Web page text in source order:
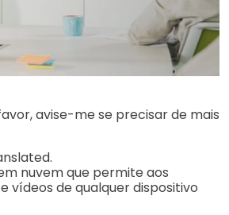
avise-me se precisar de mais
nuvem que permite aos
vídeos de qualquer dispositivo